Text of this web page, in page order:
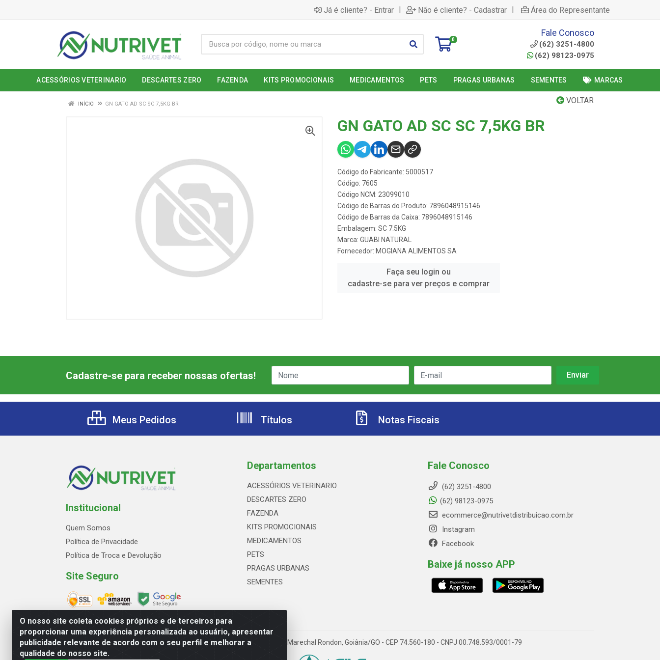
Já é cliente? - Entrar | Não é cliente? - Cadastrar | Área do Representante
0
Fale Conosco
(62) 3251-4800
(62) 98123-0975
ACESSÓRIOS VETERINARIO DESCARTES ZERO FAZENDA KITS PROMOCIONAIS MEDICAMENTOS PETS PRAGAS URBANAS SEMENTES MARCAS
VOLTAR
INÍCIO GN GATO AD SC SC 7,5KG BR
GN GATO AD SC SC 7,5KG BR
Código do Fabricante: 5000517
Código: 7605
Código NCM: 23099010
Código de Barras do Produto: 7896048915146
Código de Barras da Caixa: 7896048915146
Embalagem: SC 7.5KG
Marca: GUABI NATURAL
Fornecedor: MOGIANA ALIMENTOS SA
Faça seu login ou
cadastre-se para ver preços e comprar
O nosso site coleta cookies próprios e de terceiros para
proporcionar uma experiência personalizada ao usuário, apresentar
publicidade relevante de acordo com o seu perfil e melhorar a
qualidade do nosso site.
Cadastre-se para receber nossas ofertas!
Meus Pedidos Títulos Notas Fiscais
Institucional
Quem Somos
Política de Privacidade
Política de Troca e Devolução
Site Seguro
Departamentos
ACESSÓRIOS VETERINARIO
DESCARTES ZERO
FAZENDA
KITS PROMOCIONAIS
MEDICAMENTOS
PETS
PRAGAS URBANAS
SEMENTES
Fale Conosco
(62) 3251-4800
(62) 98123-0975
ecommerce@nutrivetdistribuicao.com.br
Instagram
Facebook
Baixe já nosso APP
Avenida Marginal Norte, 266, Quadrai Lt 16 - Set Marechal Rondon, Goiânia/GO - CEP 74.560-180 - CNPJ 00.748.593/0001-79